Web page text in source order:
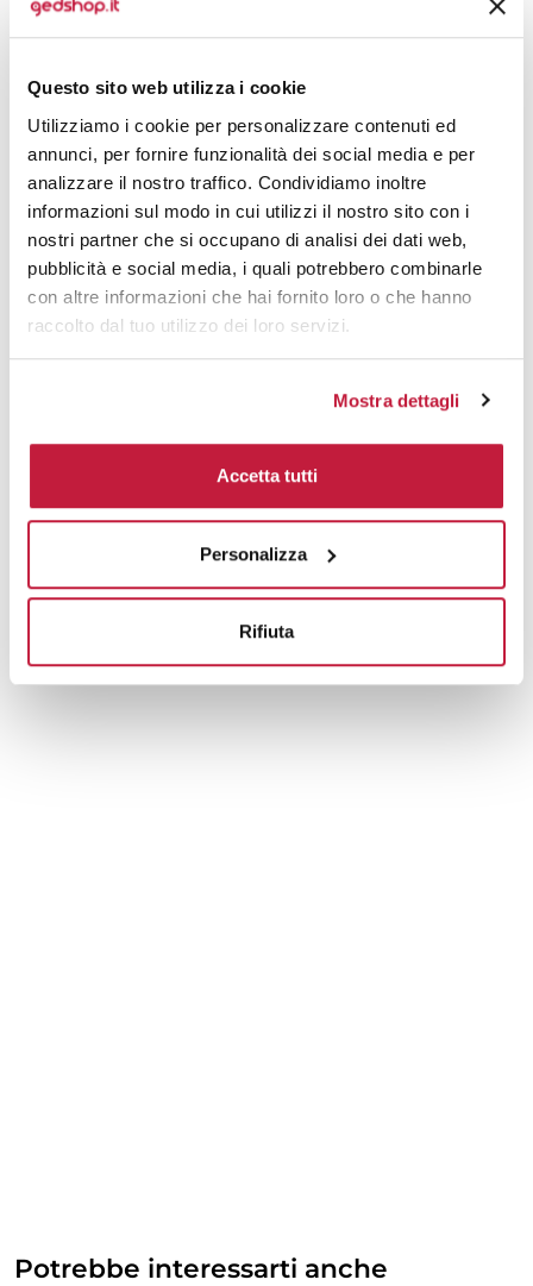
Questo sito web utilizza i cookie
Utilizziamo i cookie per personalizzare contenuti ed
annunci, per fornire funzionalità dei social media e per
analizzare il nostro traffico. Condividiamo inoltre
informazioni sul modo in cui utilizzi il nostro sito con i
nostri partner che si occupano di analisi dei dati web,
pubblicità e social media, i quali potrebbero combinarle
con altre informazioni che hai fornito loro o che hanno
raccolto dal tuo utilizzo dei loro servizi.
Mostra dettagli
Accetta tutti
Personalizza
Rifiuta
7000 € 1,89 € 1,89
8000 € 1,89 € 1,89
10000 € 1,89 € 1,89
Tecniche di stampa
Domande e risposte
Prodotti alternativi
Potrebbe interessarti anche